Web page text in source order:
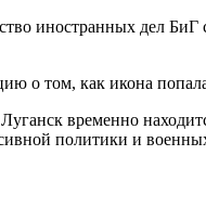
иностранных дел БиГ
о том, как икона
временно
политики и